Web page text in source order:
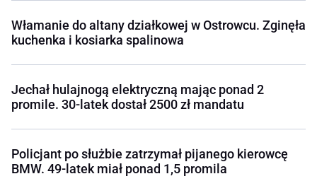
Włamanie do altany działkowej w Ostrowcu. Zginęła
kuchenka i kosiarka spalinowa
Jechał hulajnogą elektryczną mając ponad 2
promile. 30-latek dostał 2500 zł mandatu
Policjant po służbie zatrzymał pijanego kierowcę
BMW. 49-latek miał ponad 1,5 promila